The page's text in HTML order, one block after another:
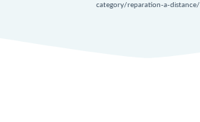
category/reparation-a-distance/